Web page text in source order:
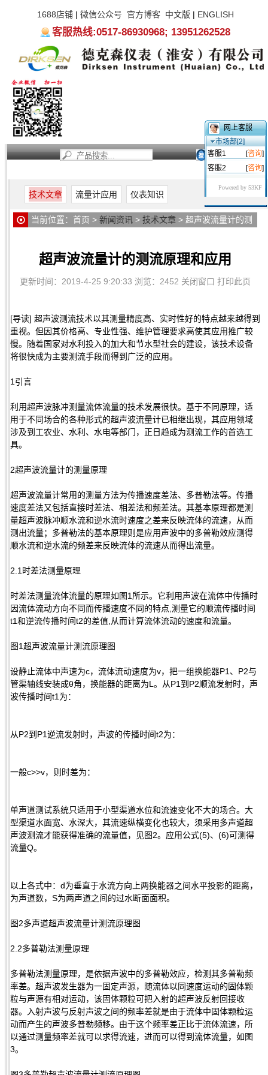
1688店铺| 微信公众号 官方博客 中文版 | ENGLISH
客服热线:0517-86930968; 13951262528
技术文章 流量计应用 仪表知识
当前位置： 首页 > 新闻资讯 > 技术文章 > 超声波流量计的测
超声波流量计的测流原理和应用
更新时间：2019-4-25 9:20:33 浏览：2452 关闭窗口 打印此页
[导读] 超声波测流技术以其测量精度高、实时性好的特点越来越得到
重视。但因其价格高、专业性强、维护管理要求高使其应用推广较
慢。随着国家对水利投入的加大和节水型社会的建设，该技术设备
将很快成为主要测流手段而得到广泛的应用。
1引言
利用超声波脉冲测量流体流量的技术发展很快。基于不同原理，适
用于不同场合的各种形式的超声波流量计已相继出现，其应用领域
涉及到工农业、水利、水电等部门，正日趋成为测流工作的首选工
具。
2超声波流量计的测量原理
超声波流量计常用的测量方法为传播速度差法、多普勒法等。传播
速度差法又包括直接时差法、相差法和频差法。其基本原理都是测
量超声波脉冲顺水流和逆水流时速度之差来反映流体的流速，从而
测出流量；多普勒法的基本原理则是应用声波中的多普勒效应测得
顺水流和逆水流的频差来反映流体的流速从而得出流量。
2.1时差法测量原理
时差法测量流体流量的原理如图1所示。它利用声波在流体中传播时
因流体流动方向不同而传播速度不同的特点,测量它的顺流传播时间
t1和逆流传播时间t2的差值,从而计算流体流动的速度和流量。
图1超声波流量计测流原理图
设静止流体中声速为c，流体流动速度为v，把一组换能器P1、P2与
管渠轴线安装成θ角，换能器的距离为L。从P1到P2顺流发射时，声
波传播时间t1为：
从P2到P1逆流发射时，声波的传播时间t2为：
一般c>>v，则时差为：
单声道测试系统只适用于小型渠道水位和流速变化不大的场合。大
型渠道水面宽、水深大，其流速纵横变化也较大，须采用多声道超
声波测流才能获得准确的流量值，见图2。应用公式(5)、(6)可测得
流量Q。
以上各式中：d为垂直于水流方向上两换能器之间水平投影的距离，
为声道数，S为两声道之间的过水断面面积。
图2多声道超声波流量计测流原理图
2.2多普勒法测量原理
多普勒法测量原理，是依据声波中的多普勒效应，检测其多普勒频
率差。超声波发生器为一固定声源，随流体以同速度运动的固体颗
粒与声源有相对运动，该固体颗粒可把入射的超声波反射回接收
器。入射声波与反射声波之间的频率差就是由于流体中固体颗粒运
动而产生的声波多普勒频移。由于这个频率差正比于流体流速，所
以通过测量频率差就可以求得流速，进而可以得到流体流量，如图
3。
网上客服
市场部[2]
客服1
[咨询]
客服2
[咨询]
Powered by 53KF